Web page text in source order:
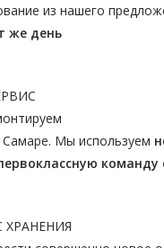
из нашего
же день
Мы используем
команду